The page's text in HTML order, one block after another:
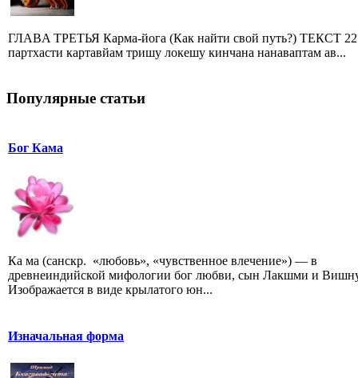
ГЛAВA ТРЕТЬЯ Карма-йога (Как найти свой путь?) ТЕКСТ
партхасти картавйам тришу локешу кинчана нанаваптам ав...
Популярные статьи
Бог Кама
Ка ма (санскр. «любовь», «чувственное влечение») — в
древнеиндийской мифологии бог любви, сын Лакшми и
Изображается в виде крылатого юн...
Изначальная форма